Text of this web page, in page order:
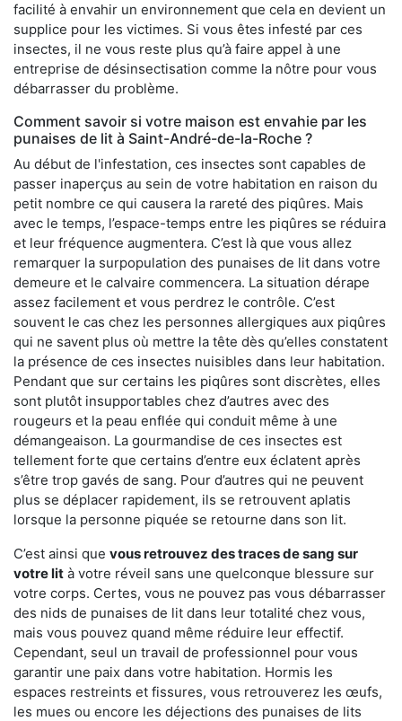
facilité à envahir un environnement que cela en devient un
supplice pour les victimes. Si vous êtes infesté par ces
insectes, il ne vous reste plus qu’à faire appel à une
entreprise de désinsectisation comme la nôtre pour vous
débarrasser du problème.
Comment savoir si votre maison est envahie par les
punaises de lit à Saint-André-de-la-Roche ?
Au début de l'infestation, ces insectes sont capables de
passer inaperçus au sein de votre habitation en raison du
petit nombre ce qui causera la rareté des piqûres. Mais
avec le temps, l’espace-temps entre les piqûres se réduira
et leur fréquence augmentera. C’est là que vous allez
remarquer la surpopulation des punaises de lit dans votre
demeure et le calvaire commencera. La situation dérape
assez facilement et vous perdrez le contrôle. C’est
souvent le cas chez les personnes allergiques aux piqûres
qui ne savent plus où mettre la tête dès qu’elles constatent
la présence de ces insectes nuisibles dans leur habitation.
Pendant que sur certains les piqûres sont discrètes, elles
sont plutôt insupportables chez d’autres avec des
rougeurs et la peau enflée qui conduit même à une
démangeaison. La gourmandise de ces insectes est
tellement forte que certains d’entre eux éclatent après
s’être trop gavés de sang. Pour d’autres qui ne peuvent
plus se déplacer rapidement, ils se retrouvent aplatis
lorsque la personne piquée se retourne dans son lit.
C’est ainsi que vous retrouvez des traces de sang sur
votre lit à votre réveil sans une quelconque blessure sur
votre corps. Certes, vous ne pouvez pas vous débarrasser
des nids de punaises de lit dans leur totalité chez vous,
mais vous pouvez quand même réduire leur effectif.
Cependant, seul un travail de professionnel pour vous
garantir une paix dans votre habitation. Hormis les
espaces restreints et fissures, vous retrouverez les œufs,
les mues ou encore les déjections des punaises de lits